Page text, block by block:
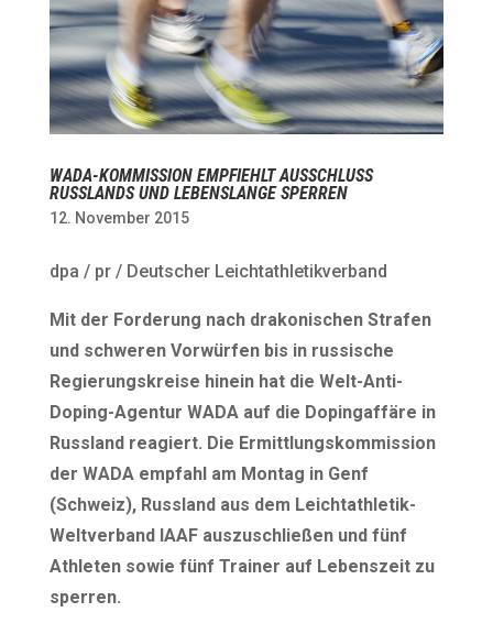
WADA-KOMMISSION EMPFIEHLT AUSSCHLUSS
RUSSLANDS UND LEBENSLANGE SPERREN
12. November 2015
dpa / pr / Deutscher Leichtathletikverband
Mit der Forderung nach drakonischen Strafen
und schweren Vorwürfen bis in russische
Regierungskreise hinein hat die Welt-Anti-
Doping-Agentur WADA auf die Dopingaffäre in
Russland reagiert. Die Ermittlungskommission
der WADA empfahl am Montag in Genf
(Schweiz), Russland aus dem Leichtathletik-
Weltverband IAAF auszuschließen und fünf
Athleten sowie fünf Trainer auf Lebenszeit zu
sperren.